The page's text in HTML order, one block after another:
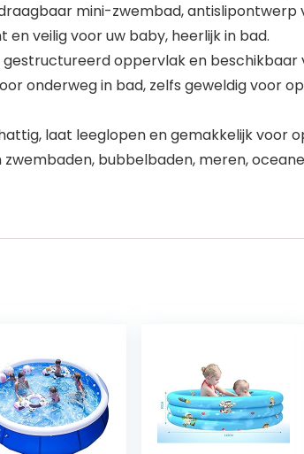
draagbaar mini-zwembad,
veilig voor uw baby, heerlijk in bad.
gestructureerd oppervlak en
onderweg in bad, zelfs geweldig voor
schattig, laat leeglopen en gemakkelijk
bubbelbaden, meren,